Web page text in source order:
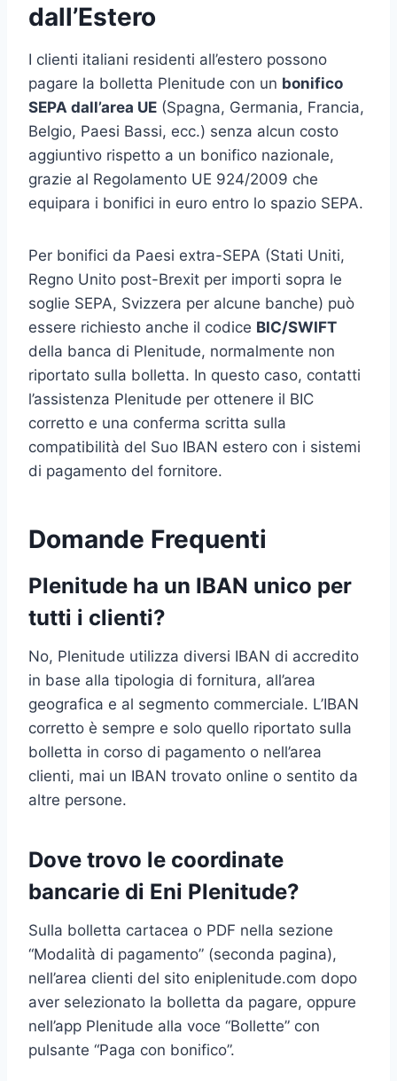
dall’Estero
I clienti italiani residenti all’estero possono
pagare la bolletta Plenitude con un bonifico
SEPA dall’area UE (Spagna, Germania, Francia,
Belgio, Paesi Bassi, ecc.) senza alcun costo
aggiuntivo rispetto a un bonifico nazionale,
grazie al Regolamento UE 924/2009 che
equipara i bonifici in euro entro lo spazio SEPA.
Per bonifici da Paesi extra-SEPA (Stati Uniti,
Regno Unito post-Brexit per importi sopra le
soglie SEPA, Svizzera per alcune banche) può
essere richiesto anche il codice BIC/SWIFT
della banca di Plenitude, normalmente non
riportato sulla bolletta. In questo caso, contatti
l’assistenza Plenitude per ottenere il BIC
corretto e una conferma scritta sulla
compatibilità del Suo IBAN estero con i sistemi
di pagamento del fornitore.
Domande Frequenti
Plenitude ha un IBAN unico per
tutti i clienti?
No, Plenitude utilizza diversi IBAN di accredito
in base alla tipologia di fornitura, all’area
geografica e al segmento commerciale. L’IBAN
corretto è sempre e solo quello riportato sulla
bolletta in corso di pagamento o nell’area
clienti, mai un IBAN trovato online o sentito da
altre persone.
Dove trovo le coordinate
bancarie di Eni Plenitude?
Sulla bolletta cartacea o PDF nella sezione
“Modalità di pagamento” (seconda pagina),
nell’area clienti del sito eniplenitude.com dopo
aver selezionato la bolletta da pagare, oppure
nell’app Plenitude alla voce “Bollette” con
pulsante “Paga con bonifico”.